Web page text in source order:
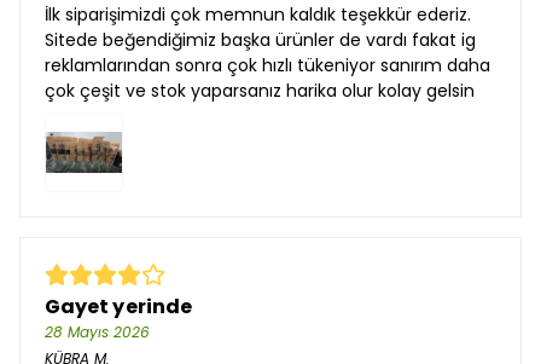
İlk siparişimizdi çok memnun kaldık teşekkür ederiz.
Sitede beğendiğimiz başka ürünler de vardı fakat ig
reklamlarından sonra çok hızlı tükeniyor sanırım daha
çok çeşit ve stok yaparsanız harika olur kolay gelsin
Gayet yerinde
28 Mayıs 2026
KÜBRA M.